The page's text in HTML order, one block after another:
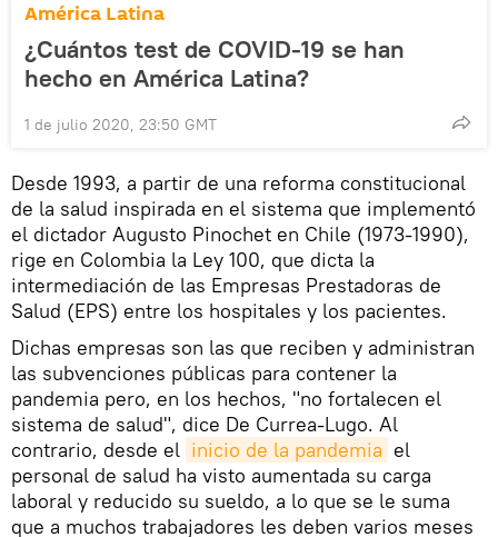
América Latina
¿Cuántos test de COVID-19 se han
hecho en América Latina?
1 de julio 2020, 23:50 GMT
Desde 1993, a partir de una reforma constitucional
de la salud inspirada en el sistema que implementó
el dictador Augusto Pinochet en Chile (1973-1990),
rige en Colombia la Ley 100, que dicta la
intermediación de las Empresas Prestadoras de
Salud (EPS) entre los hospitales y los pacientes.
Dichas empresas son las que reciben y administran
las subvenciones públicas para contener la
pandemia pero, en los hechos, "no fortalecen el
sistema de salud", dice De Currea-Lugo. Al
contrario, desde el inicio de la pandemia el
personal de salud ha visto aumentada su carga
laboral y reducido su sueldo, a lo que se le suma
que a muchos trabajadores les deben varios meses